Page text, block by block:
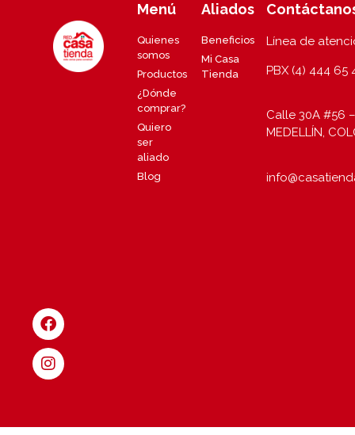
Menú
Quienes
somos
Productos
¿Dónde
comprar?
Quiero
ser
aliado
Blog
Aliados
Beneficios
Mi Casa
Tienda
Línea de
PBX (4) 444 65
Calle 30A #56
MEDELLÍN,